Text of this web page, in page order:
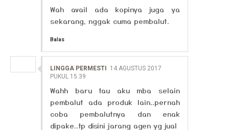
Wah avail ada kopinya juga ya
sekarang, nggak cuma pembalut.
Balas
LINGGA PERMESTI 14 AGUSTUS 2017
PUKUL 15.39
Wahh baru tau aku mba selain
pembalut ada produk lain..pernah
coba pembalutnya dan enak
dipake..tp disini jarang agen yg jual